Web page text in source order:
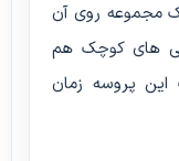
مجموعه روی آن
های کوچک هم
این پروسه زمان